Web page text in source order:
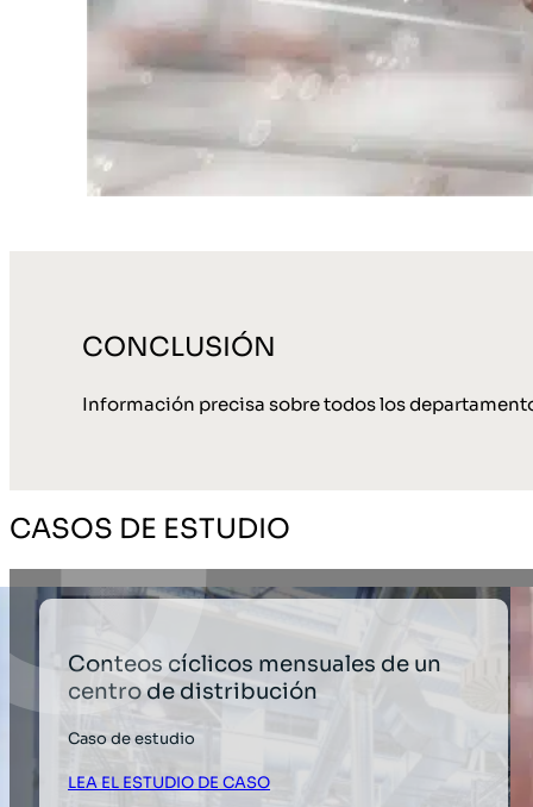
CONCLUSIÓN
Información precisa sobre todos los
CASOS DE ESTUDIO
Conteos cíclicos mensuales de un
centro de distribución
Caso de estudio
LEA EL ESTUDIO DE CASO